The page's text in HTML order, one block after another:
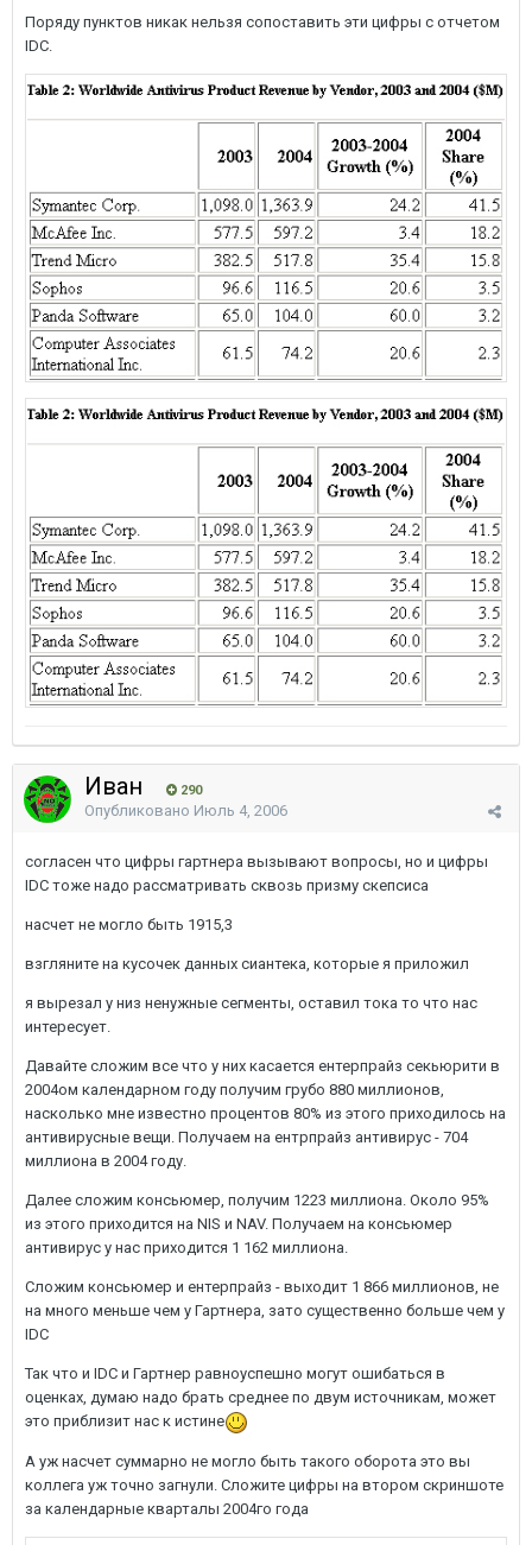
Поряду пунктов никак нельзя сопоставить эти цифры с отчетом
IDC.
Иван 290
Опубликовано Июль 4, 2006
согласен что цифры гартнера вызывают вопросы, но и цифры
IDC тоже надо рассматривать сквозь призму скепсиса
насчет не могло быть 1915,3
взгляните на кусочек данных сиантека, которые я приложил
я вырезал у низ ненужные сегменты, оставил тока то что нас
интересует.
Давайте сложим все что у них касается ентерпрайз секьюрити в
2004ом календарном году получим грубо 880 миллионов,
насколько мне известно процентов 80% из этого приходилось на
антивирусные вещи. Получаем на ентрпрайз антивирус - 704
миллиона в 2004 году.
Далее сложим консьюмер, получим 1223 миллиона. Около 95%
из этого приходится на NIS и NAV. Получаем на консьюмер
антивирус у нас приходится 1 162 миллиона.
Сложим консьюмер и ентерпрайз - выходит 1 866 миллионов, не
на много меньше чем у Гартнера, зато существенно больше чем у
IDC
Так что и IDC и Гартнер равноуспешно могут ошибаться в
оценках, думаю надо брать среднее по двум источникам, может
это приблизит нас к истине
А уж насчет суммарно не могло быть такого оборота это вы
коллега уж точно загнули. Сложите цифры на втором скриншоте
за календарные кварталы 2004го года